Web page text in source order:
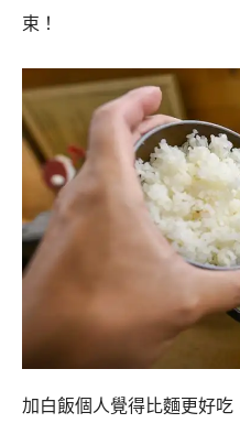
束！
加白飯個人覺得比麵更好吃